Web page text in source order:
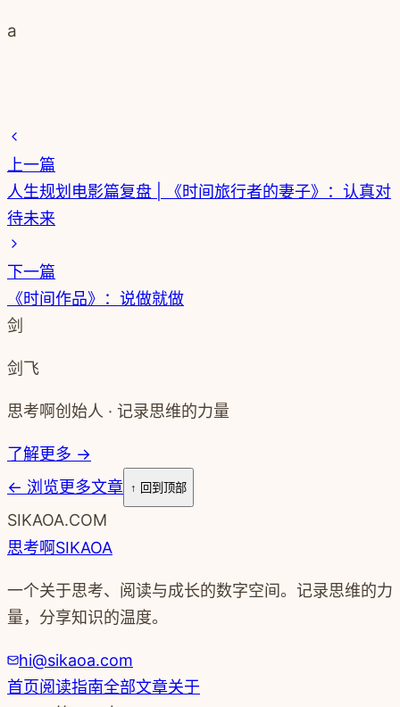
上一篇
人生规划电影篇复盘 | 《时间旅行者的妻子》：认真对
待未来
下一篇
《时间作品》：说做就做
了解更多 →
←浏览更多文章
SIKAOA.COM
一个关于思考、阅读与成长的数字空间。记录思维的力
hi@sikaoa.com